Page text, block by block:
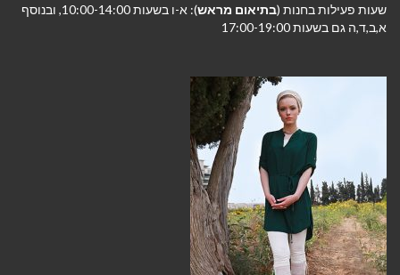
שעות פעילות בחנות (בתיאום מראש
): א-ו בשעות 10:00-14:00, ובנוסף
א,ב,ד,ה גם בשעות 17:00-19:00